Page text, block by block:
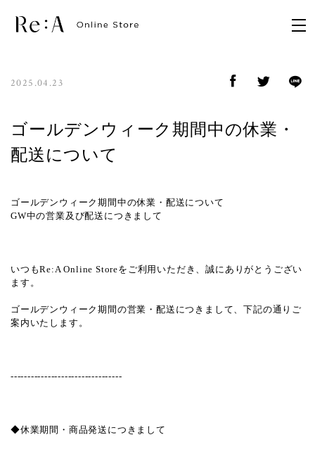
2025.04.23
ゴールデンウィーク期間中の休業・
配送について
ゴールデンウィーク期間中の休業・配送について
GW中の営業及び配送につきまして
いつもRe:A Online Storeをご利用いただき、誠にありがとうござい
ます。
ゴールデンウィーク期間の営業・配送につきまして、下記の通りご
案内いたします。
---------------------------------
◆休業期間・商品発送につきまして